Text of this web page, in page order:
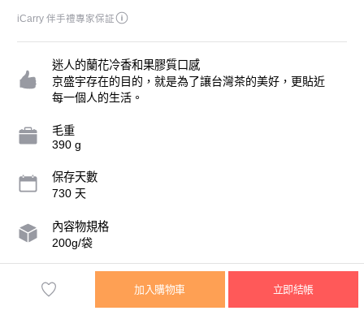
iCarry 伴手禮專家保証
迷人的蘭花冷香和果膠質口感
京盛宇存在的目的，就是為了讓台灣茶的美好，更貼近
每一個人的生活。
毛重
390 g
保存天數
730 天
內容物規格
200g/袋
營業人名稱
京盛宇現代食茶股份有限公司
加入購物車 立即結帳